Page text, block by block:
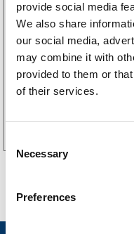
provide social media
We also share
our social media,
may combine it with
provided to them or
of their services.
n
Necessary
Preferences
3160052
LGF skilt
256kr (205kr eks. mva)